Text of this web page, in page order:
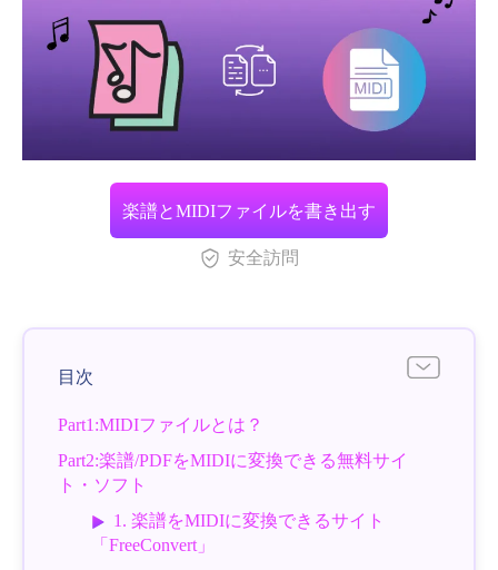
楽譜とMIDIファイルを書き出す
安全訪問
目次
Part1:MIDIファイルとは？
Part2:楽譜/PDFをMIDIに変換できる無料サイ
ト・ソフト
1. 楽譜をMIDIに変換できるサイト
「FreeConvert」